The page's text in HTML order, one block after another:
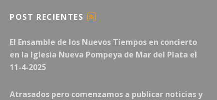
POST RECIENTES
E
D
El Ensamble de los Nuevos Tiempos en concierto
en la Iglesia Nueva Pompeya de Mar del Plata el
11-4-2025
Atrasados pero comenzamos a publicar noticias y